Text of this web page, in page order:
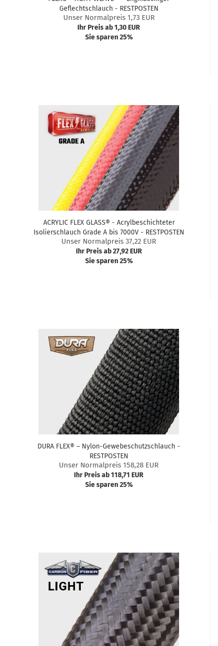
Geflechtschlauch - RESTPOSTEN
Unser Normalpreis 1,73 EUR
Ihr Preis ab 1,30 EUR
Sie sparen 25%
ACRYLIC FLEX GLASS® - Acrylbeschichteter
Isolierschlauch Grade A bis 7000V - RESTPOSTEN
Unser Normalpreis 37,22 EUR
Ihr Preis ab 27,92 EUR
Sie sparen 25%
DURA FLEX® – Nylon-Gewebeschutzschlauch -
RESTPOSTEN
Unser Normalpreis 158,28 EUR
Ihr Preis ab 118,71 EUR
Sie sparen 25%